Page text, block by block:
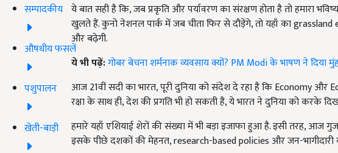
सम्पादकीय
औषधीय फसलें
पशुपालन
खेती-बाड़ी
ये बात सही है कि, जब प्रकृति और पर्यावरण का संरक्षण होता है तो हमारा
खुलते हैं. कुनो नेशनल पार्क में जब चीता फिर से दौड़ेंगे, तो यहाँ का
और बढ़ेगी.
ये भी पढ़ें:गोबर बेचना शर्मनाक व्यवसाय क्यों? PM Modi के भाषण ने दिया
आज 21वीं सदी का भारत, पूरी दुनिया को संदेश दे रहा है कि Economy और
रक्षा के साथ ही, देश की प्रगति भी हो सकती है, ये भारत ने दुनिया को करके
हमारे यहाँ एशियाई शेरों की संख्या में भी बड़ा इजाफा हुआ है. इसी तरह, आज
इसके पीछे दशकों की मेहनत, research-based policies और जन-भागीदारी